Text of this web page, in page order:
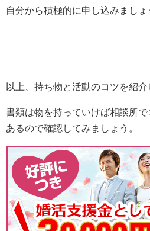
自分から積極的に申し込みましょ
以上、持ち物と活動のコツを紹介
書類は物を持っていけば相談所
あるので確認してみましょう。